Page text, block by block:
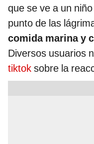
que se ve a un
punto de las
comida marina y
Diversos usuarios
tiktok sobre la